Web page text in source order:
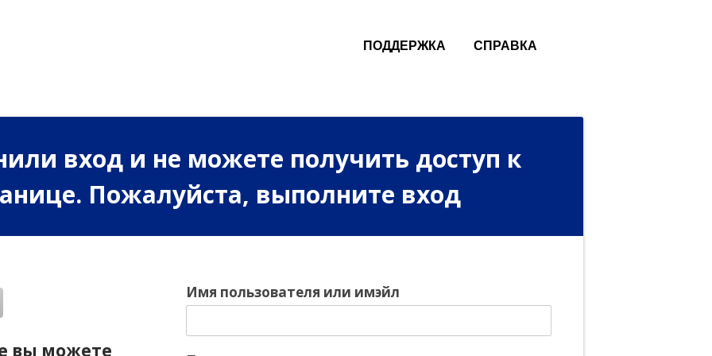
ПОДДЕРЖКА СПРАВКА
вход и не можете получить доступ к
Пожалуйста, выполните вход
вы можете
Имя пользователя или имэйл